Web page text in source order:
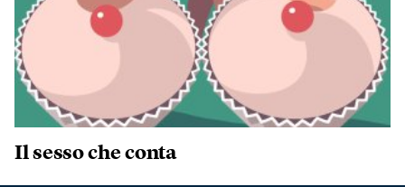
Il sesso che conta